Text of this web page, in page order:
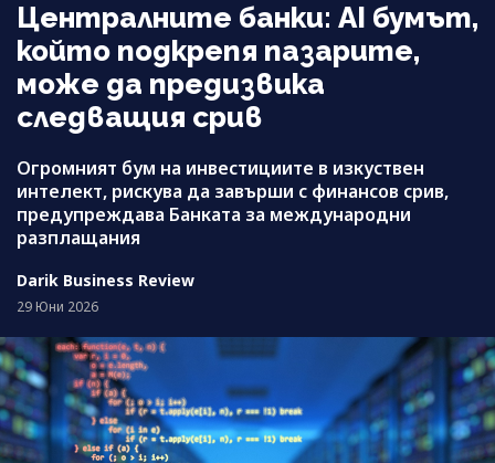
Централните банки: AI бумът,
който подкрепя пазарите,
може да предизвика
следващия срив
Огромният бум на инвестициите в изкуствен
интелект, рискува да завърши с финансов срив,
предупреждава Банката за международни
разплащания
Darik Business Review
29 Юни 2026